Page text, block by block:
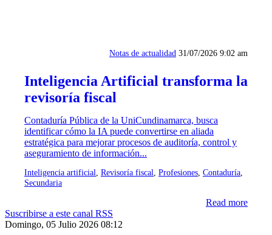
Notas de actualidad 31/07/2026 9:02 am
Inteligencia Artificial transforma la
revisoría fiscal
Contaduría Pública de la UniCundinamarca, busca
identificar cómo la IA puede convertirse en aliada
estratégica para mejorar procesos de auditoría, control y
aseguramiento de información...
Inteligencia artificial, Revisoría fiscal, Profesiones, Contaduría,
Secundaria
Read more
Suscribirse a este canal RSS
Domingo, 05 Julio 2026 08:12